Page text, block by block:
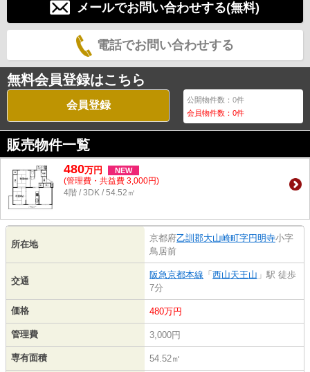
メールでお問い合わせする(無料)
電話でお問い合わせする
無料会員登録はこちら
会員登録 公開物件数：0件
会員物件数：0件
販売物件一覧
480万円 NEW
(管理費・共益費 3,000円)
4階 / 3DK / 54.52㎡
所在地
京都府乙訓郡大山崎町字円明寺小字
鳥居前
交通
阪急京都本線 「 西山天王山 」駅 徒歩
7分
価格 480万円
管理費 3,000円
専有面積 54.52㎡